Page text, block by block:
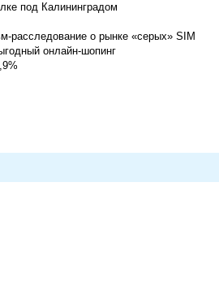
под Калининградом
расследование о рынке «серых» SIM
онлайн-шопинг